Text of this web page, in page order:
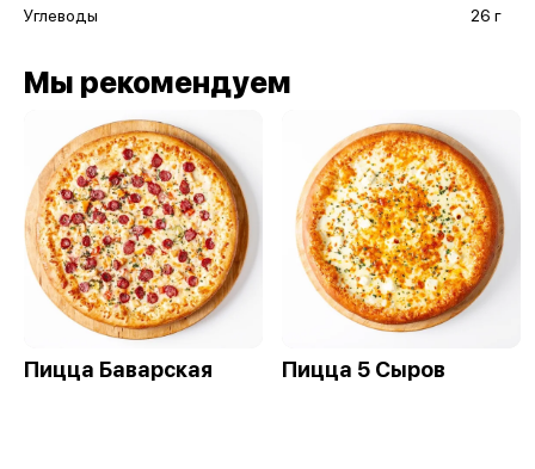
Углеводы
26 г
Мы рекомендуем
Пицца Баварская Пицца 5 Сыров